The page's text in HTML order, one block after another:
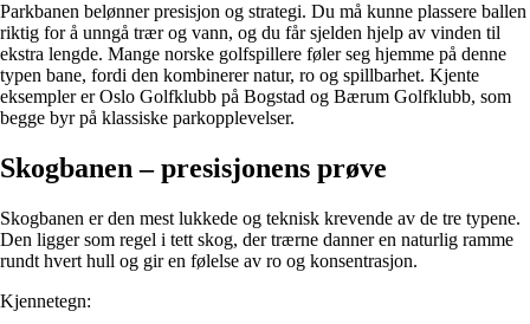
Parkbanen belønner presisjon og strategi. Du må kunne plassere ballen
riktig for å unngå trær og vann, og du får sjelden hjelp av vinden til
ekstra lengde. Mange norske golfspillere føler seg hjemme på denne
typen bane, fordi den kombinerer natur, ro og spillbarhet. Kjente
eksempler er Oslo Golfklubb på Bogstad og Bærum Golfklubb, som
begge byr på klassiske parkopplevelser.
Skogbanen – presisjonens prøve
Skogbanen er den mest lukkede og teknisk krevende av de tre typene.
Den ligger som regel i tett skog, der trærne danner en naturlig ramme
rundt hvert hull og gir en følelse av ro og konsentrasjon.
Kjennetegn: